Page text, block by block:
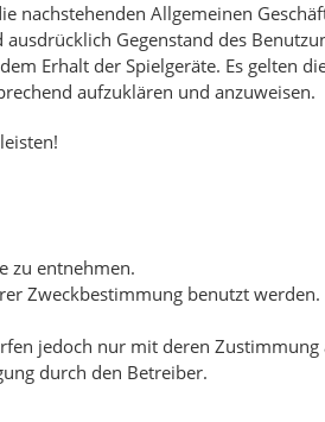
Allgemeinen
Gegenstand des
Erhalt der Spielgeräte. Es gelten
aufzuklären und anzuweisen.
zu entnehmen.
Zweckbestimmung benutzt
jedoch nur mit deren
durch den Betreiber.